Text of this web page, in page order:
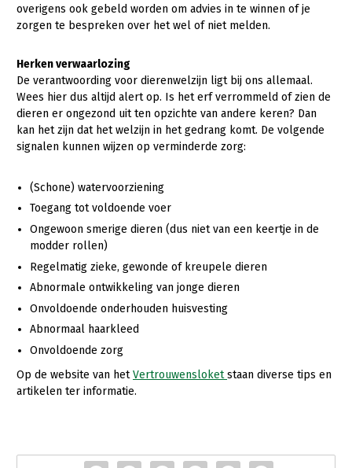
Contact
overigens ook gebeld worden om advies in te winnen of je
zorgen te bespreken over het wel of niet melden.
Herken verwaarlozing
De verantwoording voor dierenwelzijn ligt bij ons allemaal.
Wees hier dus altijd alert op. Is het erf verrommeld of zien de
dieren er ongezond uit ten opzichte van andere keren? Dan
kan het zijn dat het welzijn in het gedrang komt. De volgende
signalen kunnen wijzen op verminderde zorg:
(Schone) watervoorziening
Toegang tot voldoende voer
Ongewoon smerige dieren (dus niet van een keertje in de
modder rollen)
Regelmatig zieke, gewonde of kreupele dieren
Abnormale ontwikkeling van jonge dieren
Onvoldoende onderhouden huisvesting
Abnormaal haarkleed
Onvoldoende zorg
Op de website van hetVertrouwensloketstaan diverse tips en
artikelen ter informatie.